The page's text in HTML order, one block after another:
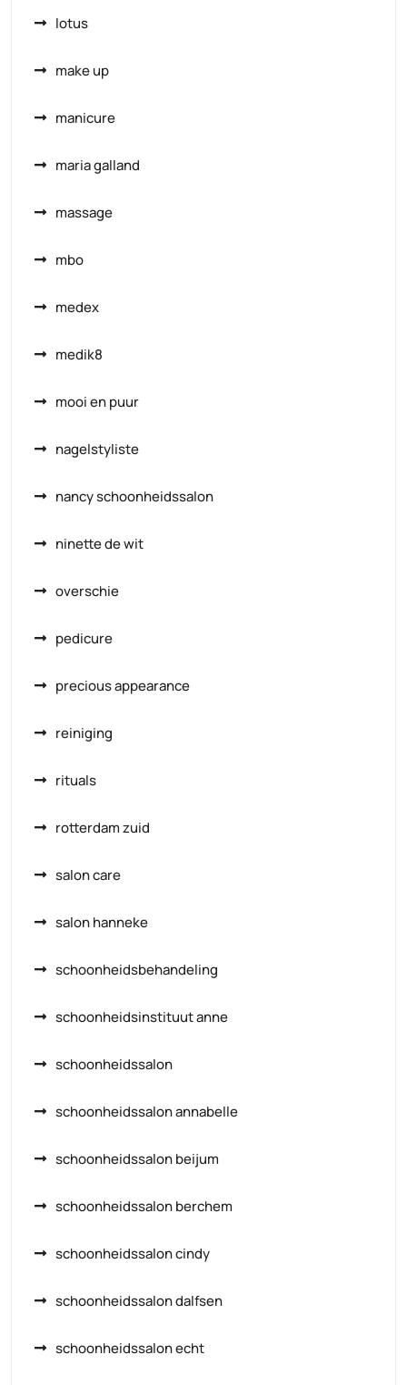
lotus
make up
manicure
maria galland
massage
mbo
medex
medik8
mooi en puur
nagelstyliste
nancy schoonheidssalon
ninette de wit
overschie
pedicure
precious appearance
reiniging
rituals
rotterdam zuid
salon care
salon hanneke
schoonheidsbehandeling
schoonheidsinstituut anne
schoonheidssalon
schoonheidssalon annabelle
schoonheidssalon beijum
schoonheidssalon berchem
schoonheidssalon cindy
schoonheidssalon dalfsen
schoonheidssalon echt